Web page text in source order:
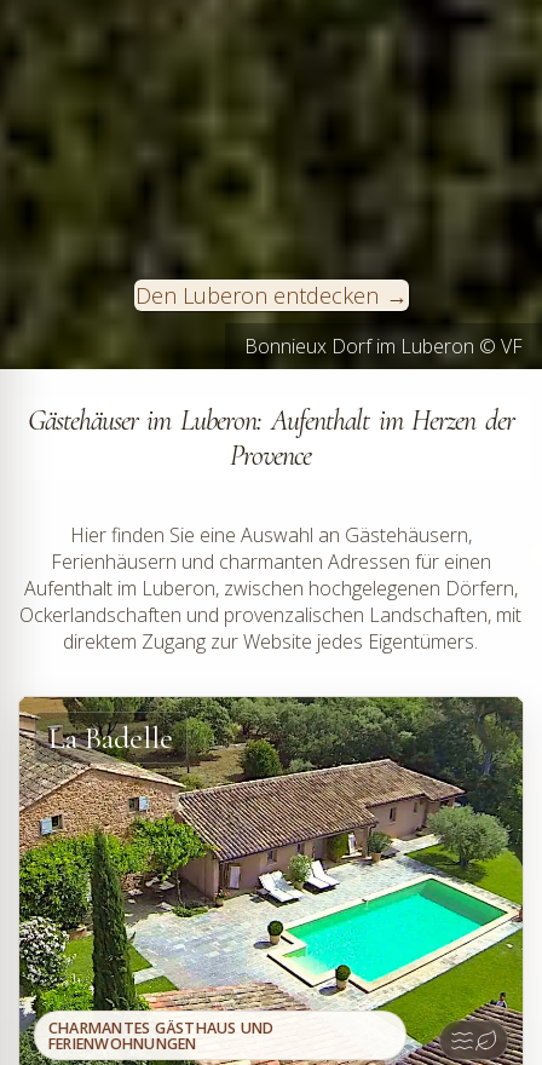
Bonnieux Dorf im Luberon © VF
Ocker von Roussillon © VF
Den Luberon entdecken
Gästehäuser im Luberon: Aufenthalt im Herzen der
Provence
Hier finden Sie eine Auswahl an Gästehäusern,
Ferienhäusern und charmanten Adressen für einen
Aufenthalt im Luberon, zwischen hochgelegenen Dörfern,
Ockerlandschaften und provenzalischen Landschaften, mit
direktem Zugang zur Website jedes Eigentümers.
CHARMANTES GÄSTHAUS UND
FERIENWOHNUNGEN
La Badelle